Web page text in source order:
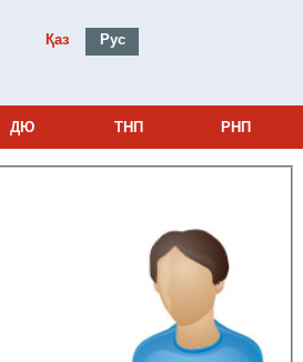
Қаз Рус
ДЮ ТНП РНП